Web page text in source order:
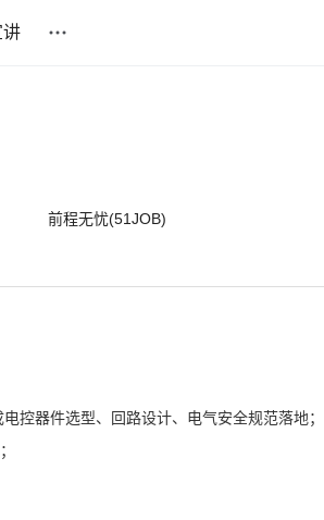
讲
前程无忧(51JOB)
控器件选型、回路设计、电气安全规范落地；